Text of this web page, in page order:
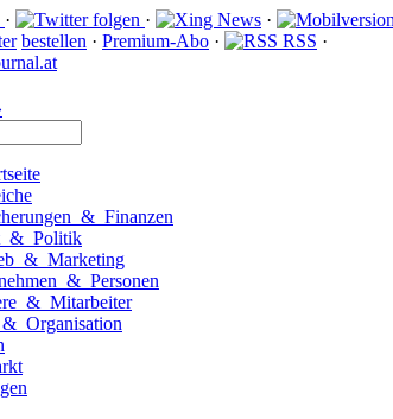
· ·
·
bestellen · Premium-Abo · RSS ·
& Finanzen
& Politik
& Marketing
& Personen
& Mitarbeiter
Organisation